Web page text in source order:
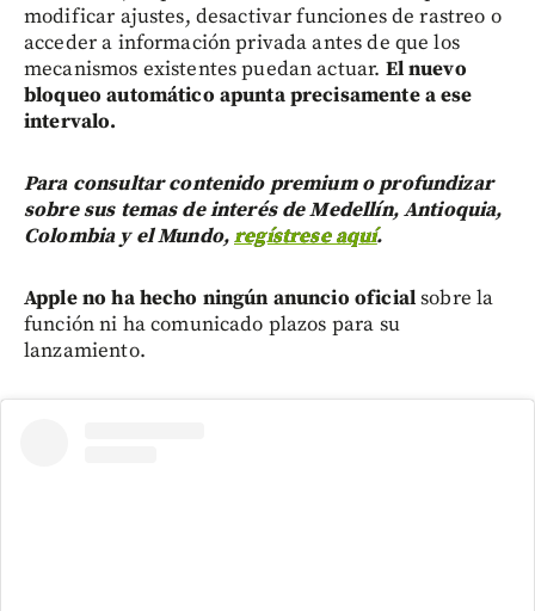
modificar ajustes, desactivar funciones de rastreo o
acceder a información privada antes de que los
mecanismos existentes puedan actuar. El nuevo
bloqueo automático apunta precisamente a ese
intervalo.
Para consultar contenido premium o profundizar
sobre sus temas de interés de Medellín, Antioquia,
Colombia y el Mundo,regístrese aquí.
Apple no ha hecho ningún anuncio oficialsobre la
función ni ha comunicado plazos para su
lanzamiento.